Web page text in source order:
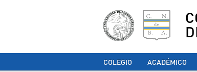
COLEGIO ACADÉMICO